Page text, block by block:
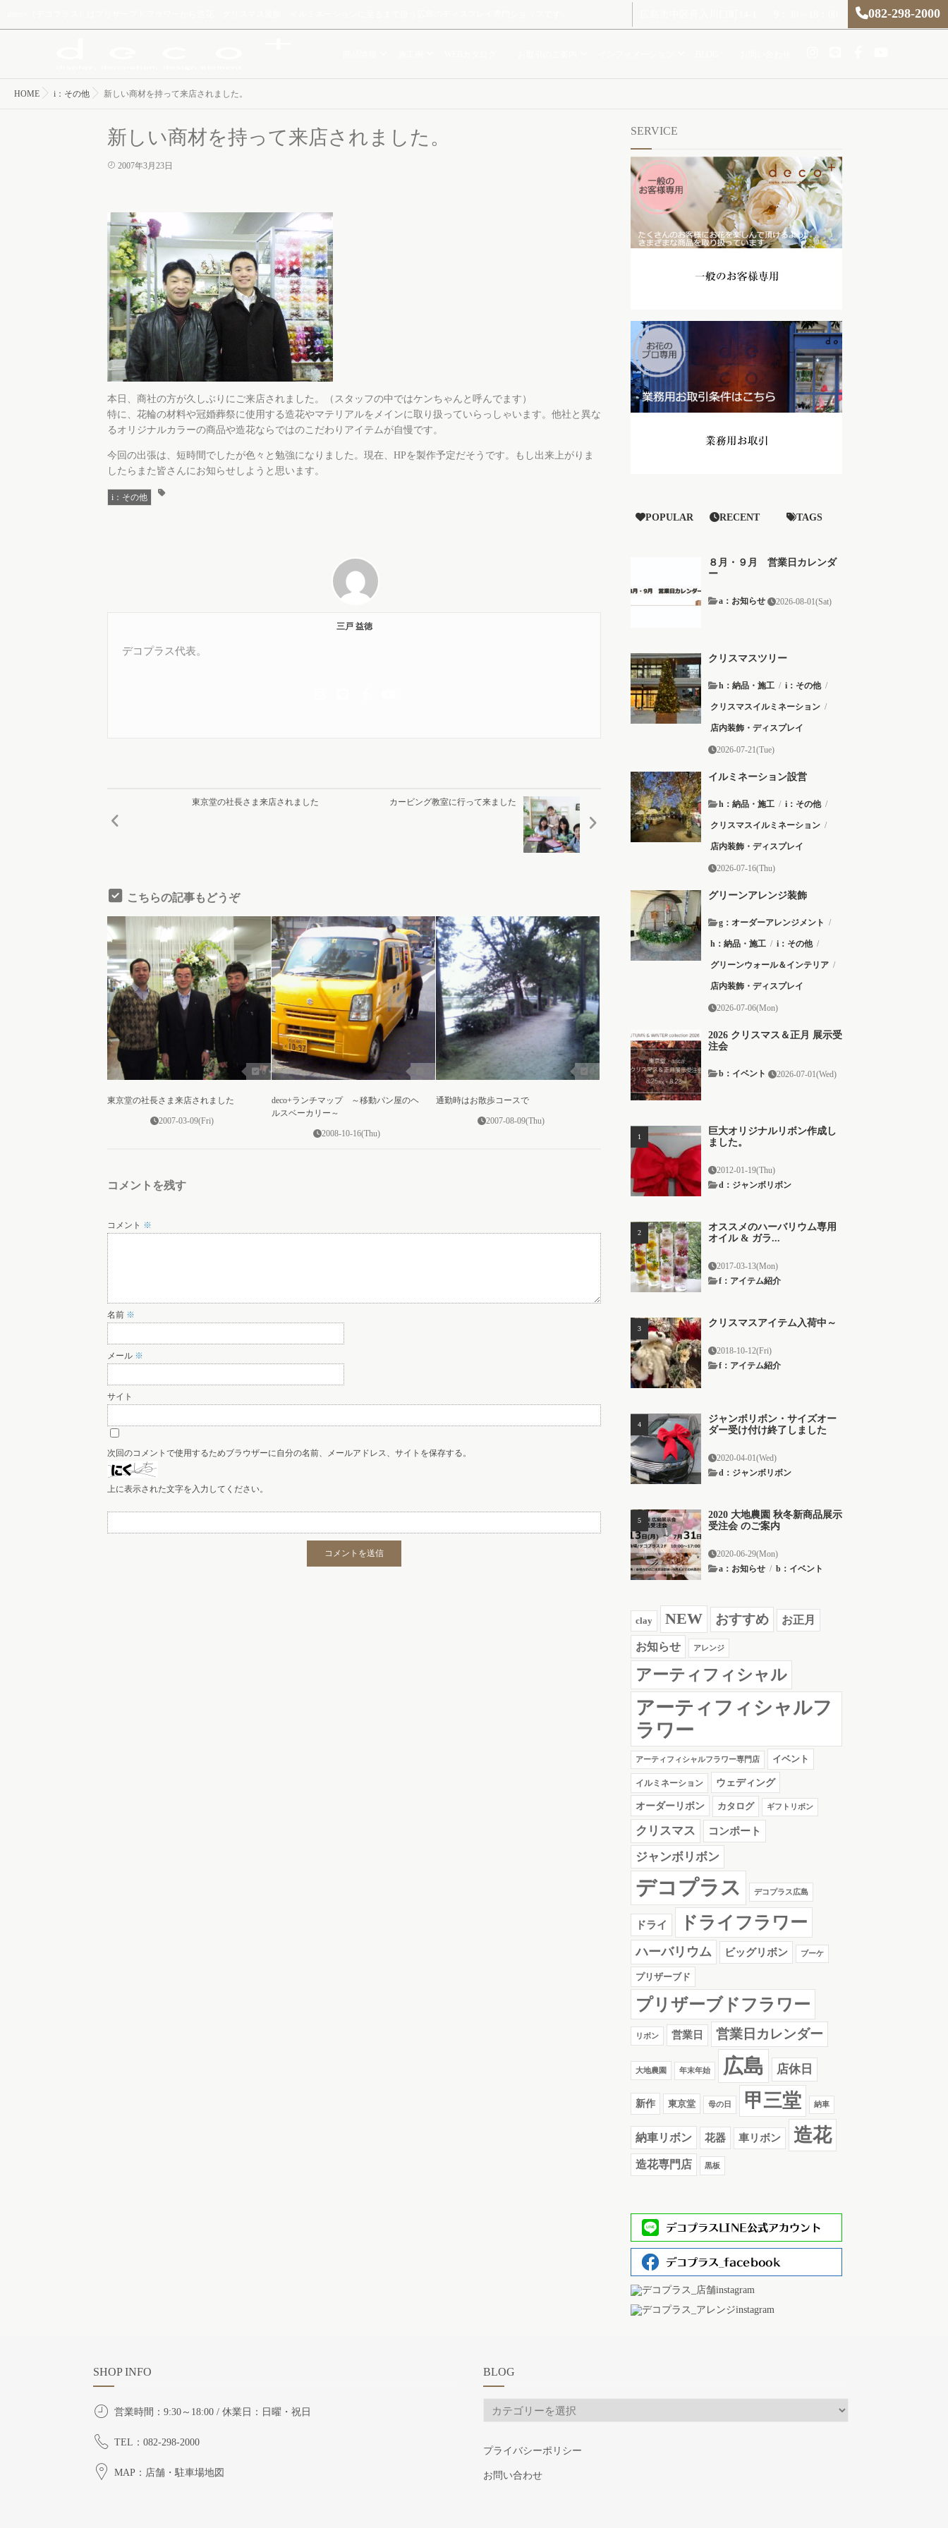
082-298-2000
HOME i：その他 新しい商材を持って来店されました。
新しい商材を持って来店されました。
2007年3月23日
本日、商社の方が久しぶりにご来店されました。（スタッフの中ではケンちゃんと呼んでます）
特に、花輪の材料や冠婚葬祭に使用する造花やマテリアルをメインに取り扱っていらっしゃいます。他社と異な
るオリジナルカラーの商品や造花ならではのこだわりアイテムが自慢です。
今回の出張は、短時間でしたが色々と勉強になりました。現在、HPを製作予定だそうです。もし出来上がりま
したらまた皆さんにお知らせしようと思います。
i：その他
三戸 益徳
デコプラス代表。
東京堂の社長さま来店されました カービング教室に行って来ました
こちらの記事もどうぞ
0
東京堂の社長さま来店されました
2007-03-09(Fri)
deco+ランチマップ ～移動パン屋のヘ
ルスベーカリー～
2008-10-16(Thu)
通勤時はお散歩コースで
2007-08-09(Thu)
コメントを残す
コメント ※
名前 ※
メール ※
サイト
次回のコメントで使用するためブラウザーに自分の名前、メールアドレス、サイトを保存する。
上に表示された文字を入力してください。
SERVICE
POPULAR RECENT TAGS
８月・９月 営業日カレンダ
ー
a：お知らせ 2026-08-01(Sat)
クリスマスツリー
h：納品・施工 / i：その他 /
クリスマスイルミネーション /
店内装飾・ディスプレイ
2026-07-21(Tue)
イルミネーション設営
h：納品・施工 / i：その他 /
クリスマスイルミネーション /
店内装飾・ディスプレイ
2026-07-16(Thu)
グリーンアレンジ装飾
g：オーダーアレンジメント /
h：納品・施工 / i：その他 /
グリーンウォール＆インテリア /
店内装飾・ディスプレイ
2026-07-06(Mon)
2026 クリスマス＆正月 展示受
注会
b：イベント 2026-07-01(Wed)
巨大オリジナルリボン作成し
ました。
2012-01-19(Thu)
d：ジャンボリボン
オススメのハーバリウム専用
オイル & ガラ...
2017-03-13(Mon)
f：アイテム紹介
クリスマスアイテム入荷中～
2018-10-12(Fri)
f：アイテム紹介
ジャンボリボン・サイズオー
ダー受け付け終了しました
2020-04-01(Wed)
d：ジャンボリボン
2020 大地農園 秋冬新商品展示
受注会 のご案内
2020-06-29(Mon)
a：お知らせ / b：イベント
clay NEW おすすめ お正月
お知らせ アレンジ
アーティフィシャル
アーティフィシャルフ
ラワー
アーティフィシャルフラワー専門店 イベント
イルミネーション ウェディング
オーダーリボン カタログ ギフトリボン
クリスマス コンポート
ジャンボリボン
デコプラス デコプラス広島
ドライ ドライフラワー
ハーバリウム ビッグリボン ブーケ
プリザーブド
プリザーブドフラワー
リボン 営業日 営業日カレンダー
大地農園 年末年始 広島 店休日
新作 東京堂 母の日 甲三堂 納車
納車リボン 花器 車リボン 造花
造花専門店 黒板
SHOP INFO
営業時間：9:30～18:00 / 休業日：日曜・祝日
TEL：082-298-2000
MAP：店舗・駐車場地図
BLOG
BLOG
プライバシーポリシー
お問い合わせ